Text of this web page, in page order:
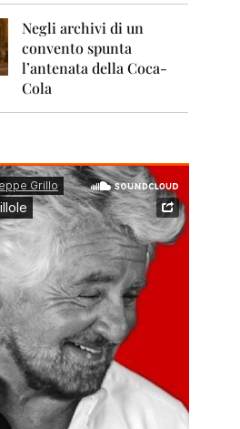
Negli archivi di un
convento spunta
l’antenata della Coca-
Cola